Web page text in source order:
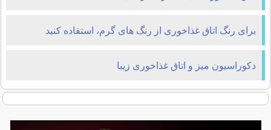
برای رنگ اتاق غذاخوری از رنگ های گرم، استفاده کنید
دکوراسیون میز و اتاق غذاخوری زیبا